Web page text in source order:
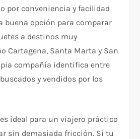
por conveniencia y facilidad
buena opción para comparar
a destinos muy
Cartagena, Santa Marta y San
compañía identifica entre
y vendidos por los
ideal para un viajero práctico
sin demasiada fricción. Si tu